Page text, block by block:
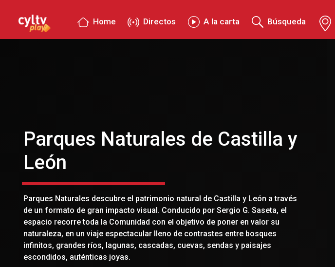
Home Directos A la carta Búsqueda
Parques Naturales de Castilla y
León
Parques Naturales descubre el patrimonio natural de Castilla y León a través
de un formato de gran impacto visual. Conducido por Sergio G. Saseta, el
espacio recorre toda la Comunidad con el objetivo de poner en valor su
naturaleza, en un viaje espectacular lleno de contrastes entre bosques
infinitos, grandes ríos, lagunas, cascadas, cuevas, sendas y paisajes
escondidos, auténticas joyas.